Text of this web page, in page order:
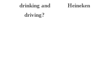
drinking and
driving?
Heineken